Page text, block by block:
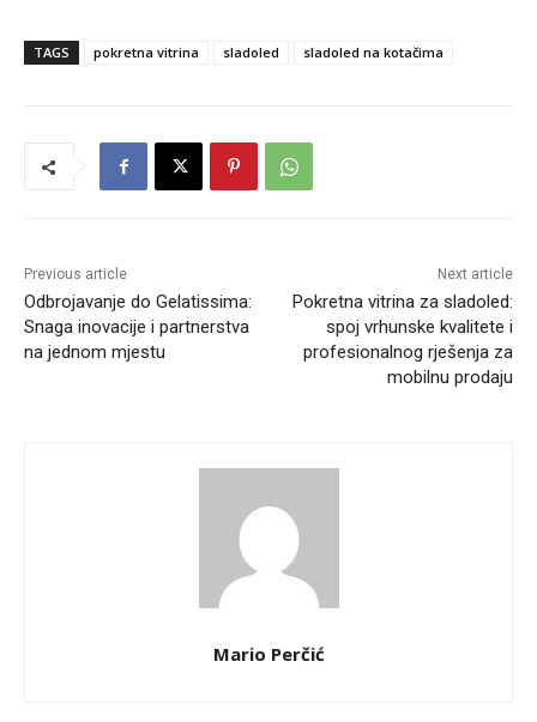
TAGS pokretna vitrina sladoled sladoled na kotačima
Previous article
Odbrojavanje do Gelatissima:
Snaga inovacije i partnerstva
na jednom mjestu
Next article
Pokretna vitrina za sladoled:
spoj vrhunske kvalitete i
profesionalnog rješenja za
mobilnu prodaju
Mario Perčić